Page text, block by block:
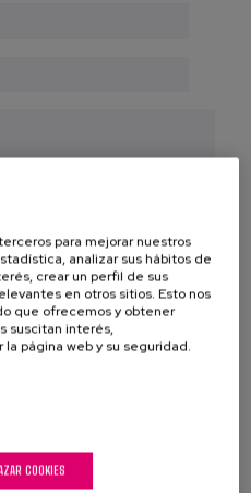
relacionada con
la normativa vigente en
para mejorar nuestros
analizar sus hábitos de
crear un perfil de sus
en otros sitios. Esto nos
que ofrecemos y obtener
suscitan interés,
página web y su seguridad.
COOKIES